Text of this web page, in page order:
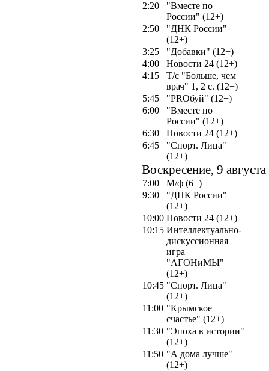
2:20
"Вместе по
России" (12+)
2:50
"ДНК России"
(12+)
3:25
"Добавки" (12+)
4:00
Новости 24 (12+)
4:15
Т/с "Больше, чем
врач" 1, 2 с. (12+)
5:45
"PROбуй" (12+)
6:00
"Вместе по
России" (12+)
6:30
Новости 24 (12+)
6:45
"Спорт. Лица"
(12+)
Воскресение, 9 августа
7:00
М/ф (6+)
9:30
"ДНК России"
(12+)
10:00 Новости 24 (12+)
10:15 Интеллектуально-
дискуссионная
игра
"АГОНиМЫ"
(12+)
10:45 "Спорт. Лица"
(12+)
11:00 "Крымское
счастье" (12+)
11:30 "Эпоха в истории"
(12+)
11:50 "А дома лучше"
(12+)